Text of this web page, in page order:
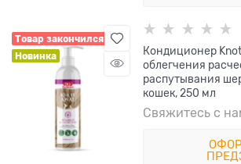
Товар закончился
Новинка
Кондиционер
облегчения
распутывания
кошек, 250 мл
Свяжитесь с